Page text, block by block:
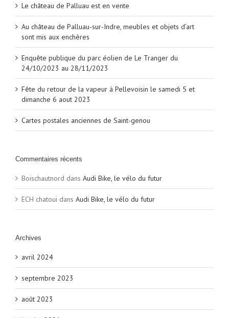
Le château de Palluau est en vente
Au château de Palluau-sur-Indre, meubles et objets d’art
sont mis aux enchères
Enquête publique du parc éolien de Le Tranger du
24/10/2023 au 28/11/2023
Fête du retour de la vapeur à Pellevoisin le samedi 5 et
dimanche 6 aout 2023
Cartes postales anciennes de Saint-genou
Commentaires récents
Boischautnord dans Audi Bike, le vélo du futur
ECH chatoui dans Audi Bike, le vélo du futur
Archives
avril 2024
septembre 2023
août 2023